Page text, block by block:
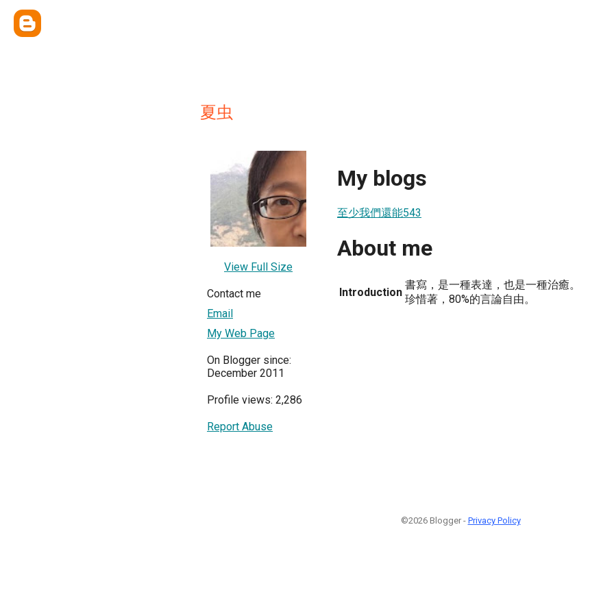
夏虫
View Full Size
Contact me
Email
My Web Page
On Blogger since:
December 2011
Profile views: 2,286
Report Abuse
My blogs
至少我們還能543
About me
Introduction
書寫，是一種表達，也是一種治癒。
珍惜著，80%的言論自由。
©2026 Blogger - Privacy Policy